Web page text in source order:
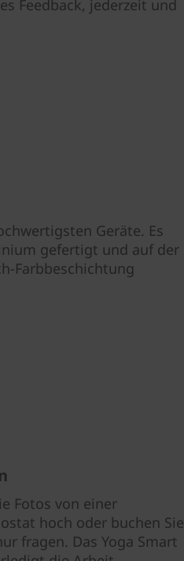
Feedback, jederzeit und
Geräte. Es
gefertigt und auf der
Farbbeschichtung
Fotos von einer
hoch oder buchen Sie
fragen. Das Yoga Smart